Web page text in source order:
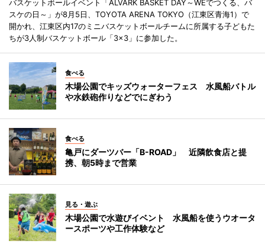
バスケットボールイベント「ALVARK BASKET DAY～WEでつくる、バ
スケの日～」が8月5日、TOYOTA ARENA TOKYO（江東区青海1）で
開かれ、江東区内17のミニバスケットボールチームに所属する子どもた
ちが3人制バスケットボール「3×3」に参加した。
食べる
木場公園でキッズウォーターフェス 水風船バトル
や水鉄砲作りなどでにぎわう
食べる
亀戸にダーツバー「B-ROAD」 近隣飲食店と提
携、朝5時まで営業
見る・遊ぶ
木場公園で水遊びイベント 水風船を使うウオータ
ースポーツや工作体験など